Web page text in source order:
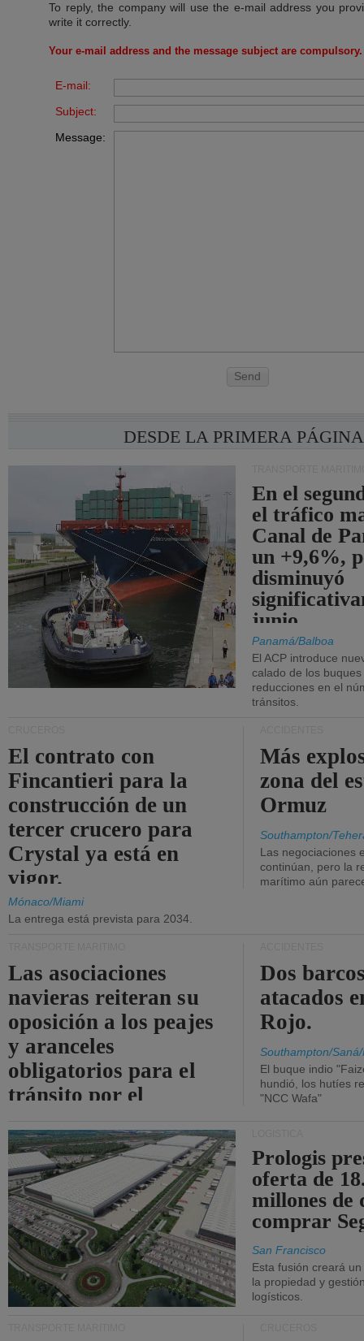
To reply, the company will use the e-mail address you
write it correctly.
Your e-mail address and the message subject are compulsory.
E-mail:
Subject:
Message:
Send
DESDE LA PRIMERA PÁGINA
En el
el tráfico
Canal de
un +9,6%,
disminuyó
junio.
Panamá/Balboa
El ACP introduce
calado de los
reducciones en el
tránsitos.
El contrato con
Fincantieri para la
construcción de un
tercer crucero para
Crystal ya está en
vigor.
Mónaco/Miami
La entrega está prevista para 2034.
Más
zona del
Ormuz
Southampton/
Las negociaciones
continúan, pero la
marítimo aún
Las asociaciones
navieras reiteran su
oposición a los peajes
y aranceles
obligatorios para el
tránsito por el
Dos
atacados
Rojo.
Southampton/
El buque indio
hundió, los hutíes
"NCC Wafa"
Prologis
oferta de
millones de
comprar
San Francisco
Esta fusión creará
la propiedad y
logísticos.